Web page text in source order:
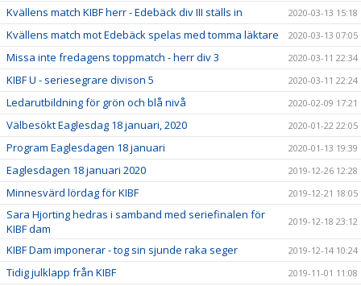
Kvällens match KIBF herr - Edebäck div III ställs in 2020-03-13 15:18
Kvällens match mot Edebäck spelas med tomma läktare 2020-03-13 07:05
Missa inte fredagens toppmatch - herr div 3 2020-03-11 22:34
KIBF U - seriesegrare divison 5 2020-03-11 22:24
Ledarutbildning för grön och blå nivå 2020-02-09 17:21
Välbesökt Eaglesdag 18 januari, 2020 2020-01-22 22:05
Program Eaglesdagen 18 januari 2020-01-13 19:39
Eaglesdagen 18 januari 2020 2019-12-26 12:28
Minnesvärd lördag för KIBF 2019-12-21 18:05
Sara Hjorting hedras i samband med seriefinalen för
KIBF dam
2019-12-18 23:12
KIBF Dam imponerar - tog sin sjunde raka seger 2019-12-14 10:24
Tidig julklapp från KIBF 2019-11-01 11:08